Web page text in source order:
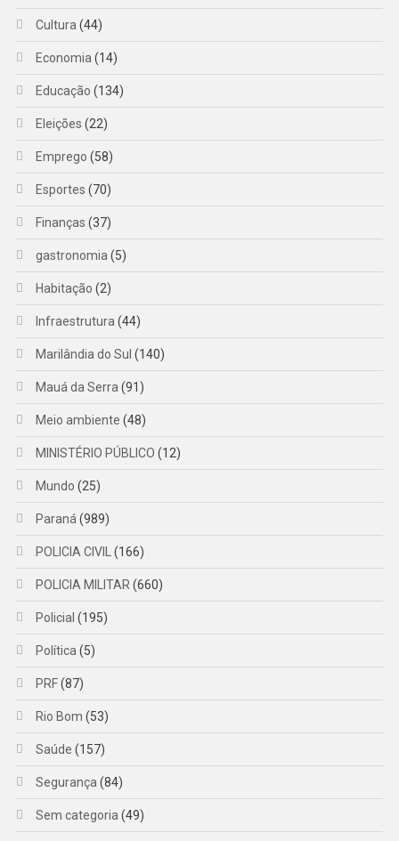
Cultura (44)
Economia (14)
Educação (134)
Eleições (22)
Emprego (58)
Esportes (70)
Finanças (37)
gastronomia (5)
Habitação (2)
Infraestrutura (44)
Marilândia do Sul (140)
Mauá da Serra (91)
Meio ambiente (48)
MINISTÉRIO PÚBLICO (12)
Mundo (25)
Paraná (989)
POLICIA CIVIL (166)
POLICIA MILITAR (660)
Policial (195)
Política (5)
PRF(87)
Rio Bom (53)
Saúde (157)
Segurança (84)
Sem categoria (49)